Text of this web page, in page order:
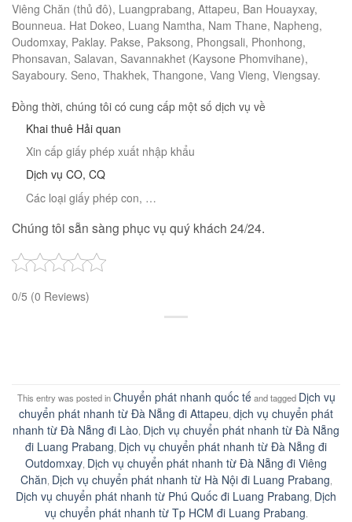
Viêng Chăn (thủ đô), Luangprabang, Attapeu, Ban Houayxay,
Bounneua. Hat Dokeo, Luang Namtha, Nam Thane, Napheng,
Oudomxay, Paklay. Pakse, Paksong, Phongsali, Phonhong,
Phonsavan, Salavan, Savannakhet (Kaysone Phomvihane),
Sayaboury. Seno, Thakhek, Thangone, Vang Vieng, Viengsay.
Đồng thời, chúng tôi có cung cấp một số dịch vụ về
Khai thuê Hải quan
Xin cấp giấy phép xuất nhập khẩu
Dịch vụ CO, CQ
Các loại giấy phép con, …
Chúng tôi sẵn sàng phục vụ quý khách 24/24.
0/5 (0 Reviews)
This entry was posted inChuyển phát nhanh quốc tếand tagged Dịch vụ
chuyển phát nhanh từ Đà Nẵng đi Attapeu, dịch vụ chuyển phát
nhanh từ Đà Nẵng đi Lào, Dịch vụ chuyển phát nhanh từ Đà Nẵng
đi Luang Prabang, Dịch vụ chuyển phát nhanh từ Đà Nẵng đi
Outdomxay, Dịch vụ chuyển phát nhanh từ Đà Nẵng đi Viêng
Chăn, Dịch vụ chuyển phát nhanh từ Hà Nội đi Luang Prabang,
Dịch vụ chuyển phát nhanh từ Phú Quốc đi Luang Prabang, Dịch
vụ chuyển phát nhanh từ Tp HCM đi Luang Prabang.